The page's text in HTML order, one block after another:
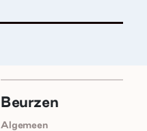
Beurzen
Algemeen